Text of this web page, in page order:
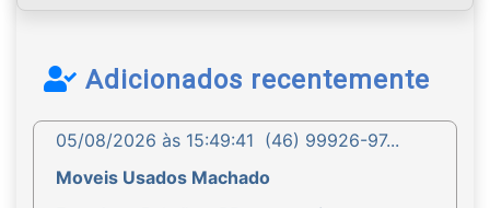
Adicionados recentemente
05/08/2026 às 15:49:41 (46) 99926-97...
Moveis Usados Machado